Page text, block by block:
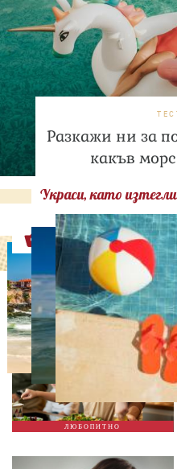
Разкажи ни за
какъв
Украси, като
Оферти
ЛЮБОПИТНО